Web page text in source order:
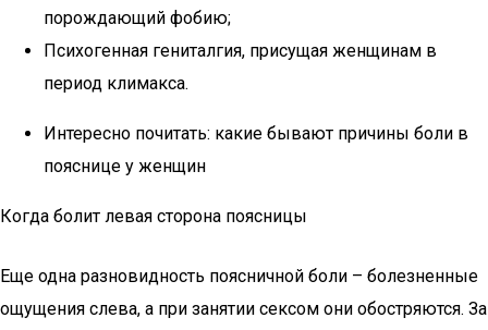
порождающий фобию;
Психогенная гениталгия, присущая женщинам в
период климакса.
Интересно почитать: какие бывают причины боли в
пояснице у женщин
Когда болит левая сторона поясницы
Еще одна разновидность поясничной боли – болезненные
ощущения слева, а при занятии сексом они обостряются. За